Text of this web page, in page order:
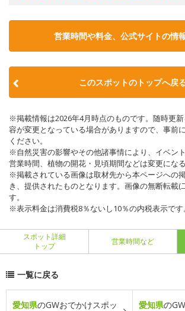
営業時間や料金、公式サイトの情
このスポットのトップへ戻
※掲載情報は2026年4月時点のものです。随時更
容が変更となっている場合がありますので、事前
ください。
※自然災害の影響やその他諸事情により、イベン
営業時間、植物の開花・見頃期間などは変更にな
※掲載されている画像は取材先から本ページへの
き、提供されたものとなります。画像の無断転載(
す。
※表示料金は消費税8％ないし10％の内税表示です。
スポット詳細
トップ
営業時間など
一覧に戻る
愛知県のGWおでかけスポッ
愛知県の